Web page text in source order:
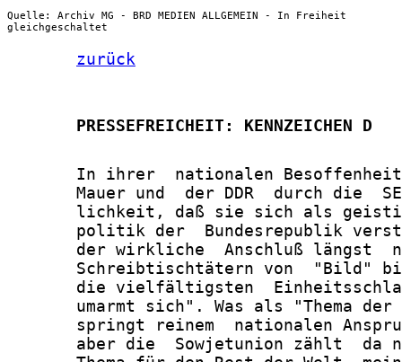
Quelle: Archiv MG - BRD MEDIEN ALLGEMEIN - In Freiheit
gleichgeschaltet
zurück
       PRESSEFREICHEIT: KENNZEICHEN D
In ihrer  nationalen
Mauer und  der DDR  durch die
lichkeit, daß sie sich als
politik der  Bundesrepublik
der wirkliche  Anschluß längst
Schreibtischtätern von  "Bild"
die vielfältigsten
umarmt sich". Was als "Thema
springt reinem  nationalen
aber die  Sowjetunion zählt  da